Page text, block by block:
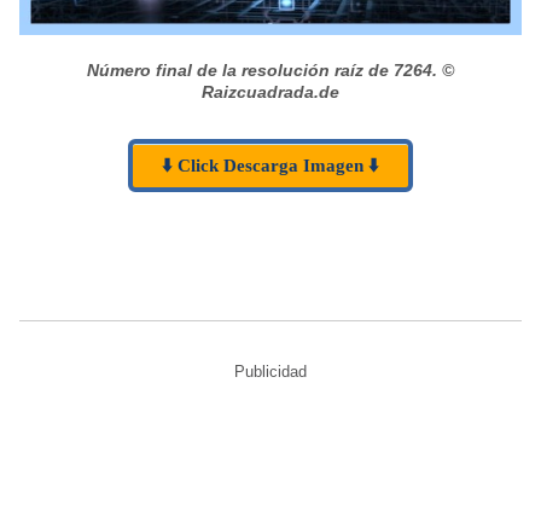
Número final de la resolución raíz de 7264. ©
Raizcuadrada.de
⬇️ Click Descarga Imagen ⬇️
Publicidad